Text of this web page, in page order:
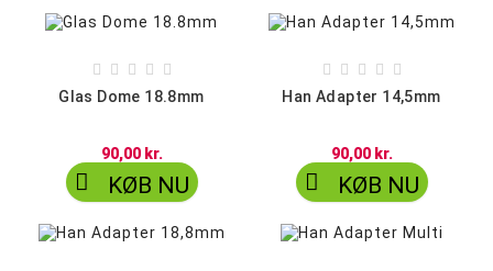
    
Glas Dome 18.8mm
90,00 kr.
 KØB NU
    
Han Adapter 14,5mm
90,00 kr.
 KØB NU